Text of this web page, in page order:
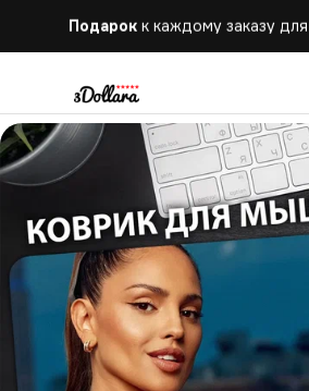
Бесплатная доставка при